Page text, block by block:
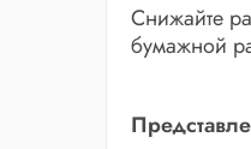
Снижайте
бумажной